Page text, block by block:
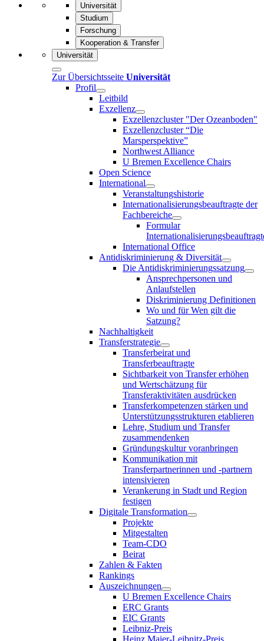
Universität
Studium
Forschung
Kooperation & Transfer
Universität
Zur Übersichtsseite Universität
Profil
Leitbild
Exzellenz
Exzellenzcluster "Der Ozeanboden"
Exzellenzcluster “Die
Marsperspektive”
Northwest Alliance
U Bremen Excellence Chairs
Open Science
International
Veranstaltungshistorie
Internationalisierungsbeauftragte der
Fachbereiche
Formular
International Office
Antidiskriminierung & Diversität
Die Antidiskriminierungssatzung
Ansprechpersonen und
Anlaufstellen
Diskriminierung Definitionen
Wo und für Wen gilt die
Satzung?
Nachhaltigkeit
Transferstrategie
Transferbeirat und
Transferbeauftragte
Sichtbarkeit von Transfer erhöhen
und Wertschätzung für
Transferaktivitäten ausdrücken
Transferkompetenzen stärken und
Unterstützungsstrukturen etablieren
Lehre, Studium und Transfer
zusammendenken
Gründungskultur voranbringen
Kommunikation mit
Transferpartnerinnen und -partnern
intensivieren
Verankerung in Stadt und Region
festigen
Digitale Transformation
Projekte
Mitgestalten
Team-CDO
Beirat
Zahlen & Fakten
Rankings
Auszeichnungen
U Bremen Excellence Chairs
ERC Grants
EIC Grants
Leibniz-Preis
Heinz Maier-Leibnitz-Preis